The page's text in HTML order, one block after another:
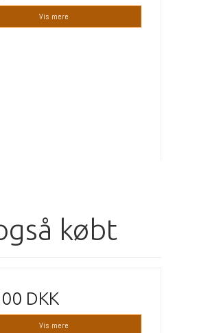
Vis mere
købt
DKK
Vis mere